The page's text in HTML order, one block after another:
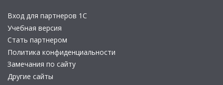
Вход для партнеров 1С
Учебная версия
Стать партнером
Политика конфиденциальности
Замечания по сайту
Другие сайты